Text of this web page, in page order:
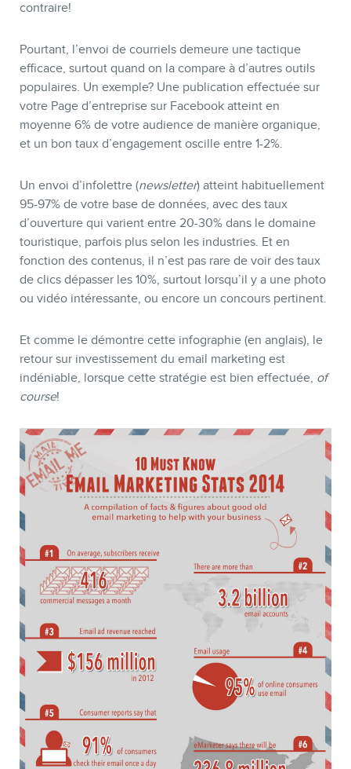
BOUTIQUE
CONTACT
contraire!
Pourtant, l’envoi de courriels demeure une tactique
efficace, surtout quand on la compare à d’autres outils
populaires. Un exemple? Une publication effectuée sur
votre Page d’entreprise sur Facebook atteint en
moyenne 6% de votre audience de manière organique,
et un bon taux d’engagement oscille entre 1-2%.
Un envoi d’infolettre (newsletter) atteint habituellement
95-97% de votre base de données, avec des taux
d’ouverture qui varient entre 20-30% dans le domaine
touristique, parfois plus selon les industries. Et en
fonction des contenus, il n’est pas rare de voir des taux
de clics dépasser les 10%, surtout lorsqu’il y a une photo
ou vidéo intéressante, ou encore un concours pertinent.
Et comme le démontre cette infographie (en anglais), le
retour sur investissement du email marketing est
indéniable, lorsque cette stratégie est bien effectuée, of
course!